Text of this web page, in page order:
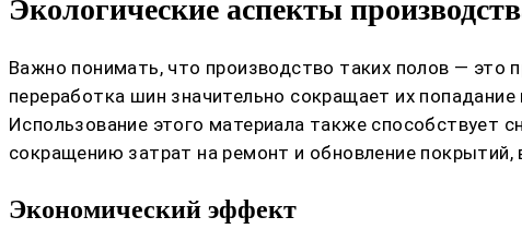
Экологические аспекты
Важно понимать, что производство таких полов — это
переработка шин значительно сокращает их попадание
Использование этого материала также способствует
сокращению затрат на ремонт и обновление
Экономический эффект